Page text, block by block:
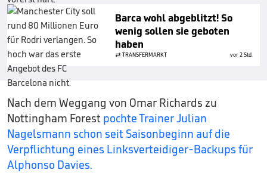
Barca wohl abgeblitzt! So
wenig sollen sie geboten
haben
TRANSFERMARKT vor 2 Std.
Nach dem Weggang von Omar Richards zu
Nottingham Forest pochte Trainer Julian
Nagelsmann schon seit Saisonbeginn auf die
Verpflichtung eines Linksverteidiger-Backups für
Alphonso Davies.